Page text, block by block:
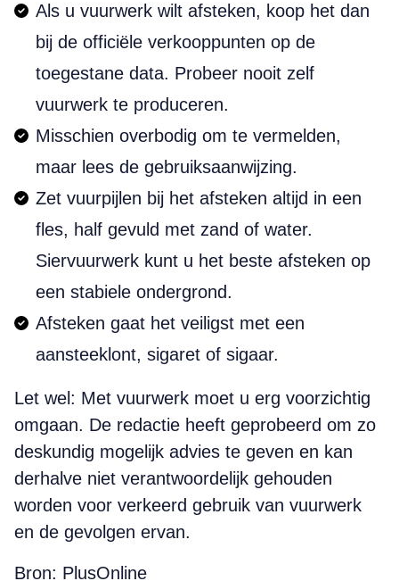
Als u vuurwerk wilt afsteken, koop het dan
bij de officiële verkooppunten op de
toegestane data. Probeer nooit zelf
vuurwerk te produceren.
Misschien overbodig om te vermelden,
maar lees de gebruiksaanwijzing.
Zet vuurpijlen bij het afsteken altijd in een
fles, half gevuld met zand of water.
Siervuurwerk kunt u het beste afsteken op
een stabiele ondergrond.
Afsteken gaat het veiligst met een
aansteeklont, sigaret of sigaar.
Let wel: Met vuurwerk moet u erg voorzichtig
omgaan. De redactie heeft geprobeerd om zo
deskundig mogelijk advies te geven en kan
derhalve niet verantwoordelijk gehouden
worden voor verkeerd gebruik van vuurwerk
en de gevolgen ervan.
Bron: PlusOnline